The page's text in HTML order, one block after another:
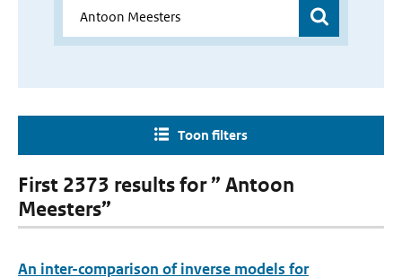
Toon filters
First 2373 results for ” Antoon
Meesters”
An inter-comparison of inverse models for